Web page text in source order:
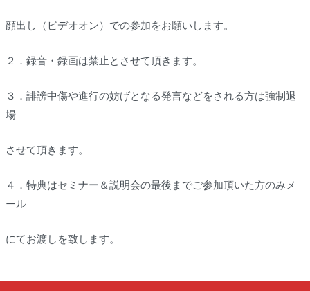
顔出し（ビデオオン）での参加をお願いします。
２．録音・録画は禁止とさせて頂きます。
３．誹謗中傷や進行の妨げとなる発言などをされる方は強制退
場
させて頂きます。
４．特典はセミナー＆説明会の最後までご参加頂いた方のみメ
ール
にてお渡しを致します。